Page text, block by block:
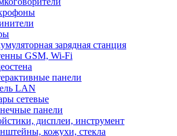
зарядная станция
GSM, Wi-Fi
панели
LAN
сетевые
панели
дисплеи, инструмент
кожухи, стекла